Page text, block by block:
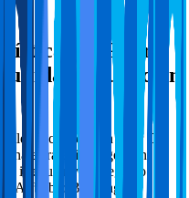
en
Pilar
ocupación
vacacional en Pilar De
estrategia de gestión
irregular y un negocio
Airbnb o Booking la